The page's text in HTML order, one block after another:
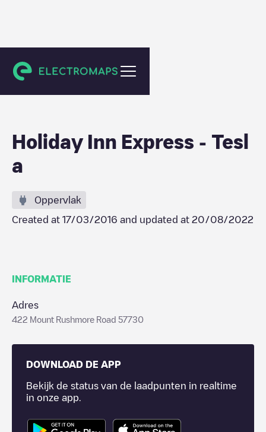
Custer
Holiday Inn Express - Tesl
a
Oppervlak
Created at 17/03/2016 and updated at 20/08/2022
INFORMATIE
Adres
422 Mount Rushmore Road 57730
DOWNLOAD DE APP
Bekijk de status van de laadpunten in realtime
in onze app.